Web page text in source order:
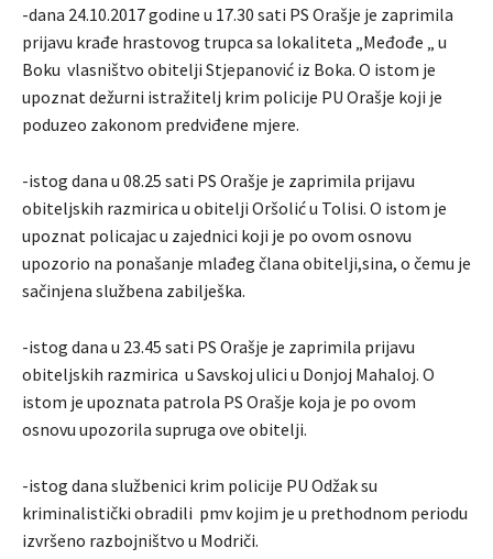
-dana 24.10.2017 godine u 17.30 sati PS Orašje je zaprimila
prijavu krađe hrastovog trupca sa lokaliteta „Međođe „ u
Boku vlasništvo obitelji Stjepanović iz Boka. O istom je
upoznat dežurni istražitelj krim policije PU Orašje koji je
poduzeo zakonom predviđene mjere.
-istog dana u 08.25 sati PS Orašje je zaprimila prijavu
obiteljskih razmirica u obitelji Oršolić u Tolisi. O istom je
upoznat policajac u zajednici koji je po ovom osnovu
upozorio na ponašanje mlađeg člana obitelji,sina, o čemu je
sačinjena službena zabilješka.
-istog dana u 23.45 sati PS Orašje je zaprimila prijavu
obiteljskih razmirica u Savskoj ulici u Donjoj Mahaloj. O
istom je upoznata patrola PS Orašje koja je po ovom
osnovu upozorila supruga ove obitelji.
-istog dana službenici krim policije PU Odžak su
kriminalistički obradili pmv kojim je u prethodnom periodu
izvršeno razbojništvo u Modriči.